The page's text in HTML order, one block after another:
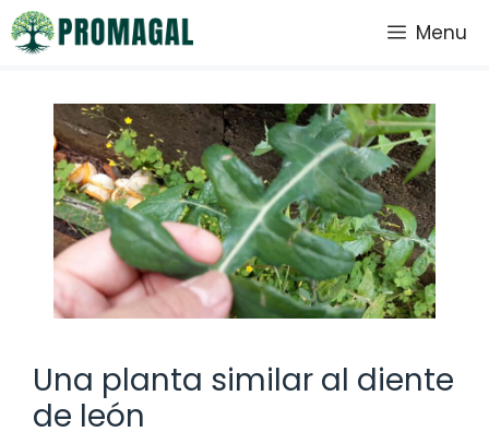
Saltar
al
Menu
Una planta similar al diente
de león